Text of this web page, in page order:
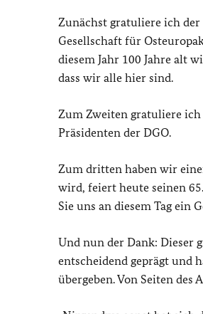
Zunächst gratuliere ich der
Gesellschaft für
diesem Jahr 100 Jahre alt
dass wir alle hier sind.
Zum Zweiten gratuliere
Präsidenten der DGO.
Zum dritten haben wir
wird, feiert heute seinen
Sie uns an diesem Tag ein
Und nun der Dank: Dieser
entscheidend geprägt und
übergeben. Von Seiten